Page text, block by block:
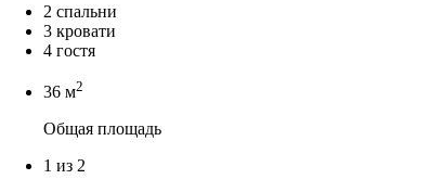
2 спальни
3 кровати
4 гостя
36 м2
Общая площадь
1 из 2